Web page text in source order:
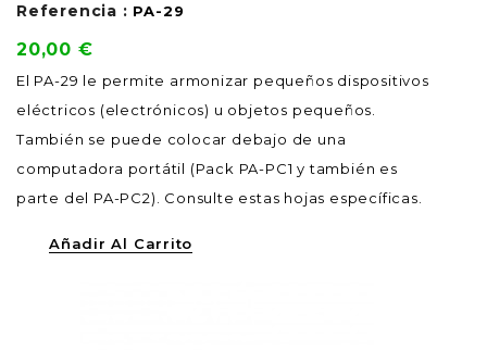
Referencia : PA-29
Precio
20,00 €
El PA-29 le permite armonizar pequeños dispositivos
eléctricos (electrónicos) u objetos pequeños.
También se puede colocar debajo de una
computadora portátil (Pack PA-PC1 y también es
parte del PA-PC2). Consulte estas hojas específicas.
Añadir Al Carrito